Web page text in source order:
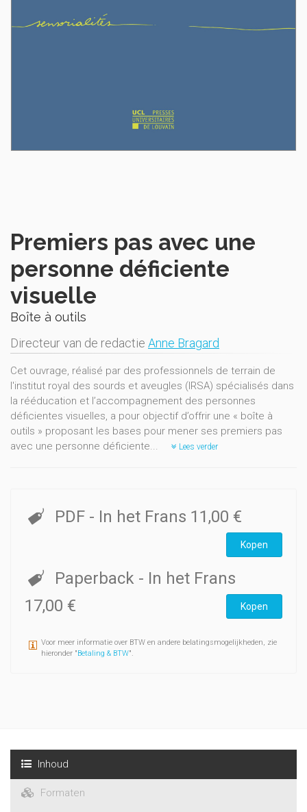
Premiers pas avec une
personne déficiente
visuelle
Boîte à outils
Directeur van de redactie Anne Bragard
Cet ouvrage, réalisé par des professionnels de terrain de
l'institut royal des sourds et aveugles (IRSA) spécialisés dans
la rééducation et l’accompagnement des personnes
déficientes visuelles, a pour objectif d’offrir une « boîte à
outils » proposant les bases pour mener ses premiers pas
avec une personne déficiente...
Lees verder
PDF - In het Frans 11,00 €
Kopen
Paperback - In het Frans
17,00 €
Kopen
Voor meer informatie over BTW en andere belatingsmogelijkheden, zie
hieronder "Betaling & BTW".
Inhoud
Formaten